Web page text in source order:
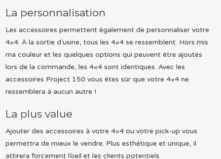
La personnalisation
Les accessoires permettent également de personnaliser votre
4×4. À la sortie d’usine, tous les 4×4 se ressemblent. Hors mis
ma couleur et les quelques options qui peuvent être ajoutés
lors de la commande, les 4×4 sont identiques. Avec les
accessoires Project 150 vous êtes sûr que votre 4×4 ne
ressemblera à aucun autre !
La plus value
Ajouter des accessoires à votre 4×4 ou votre pick-up vous
permettra de mieux le vendre. Plus esthétique et unique, il
attirera forcement l’oeil et les clients potentiels.